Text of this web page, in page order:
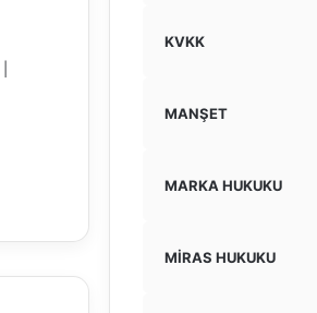
KVKK
MANŞET
MARKA HUKUKU
MİRAS HUKUKU